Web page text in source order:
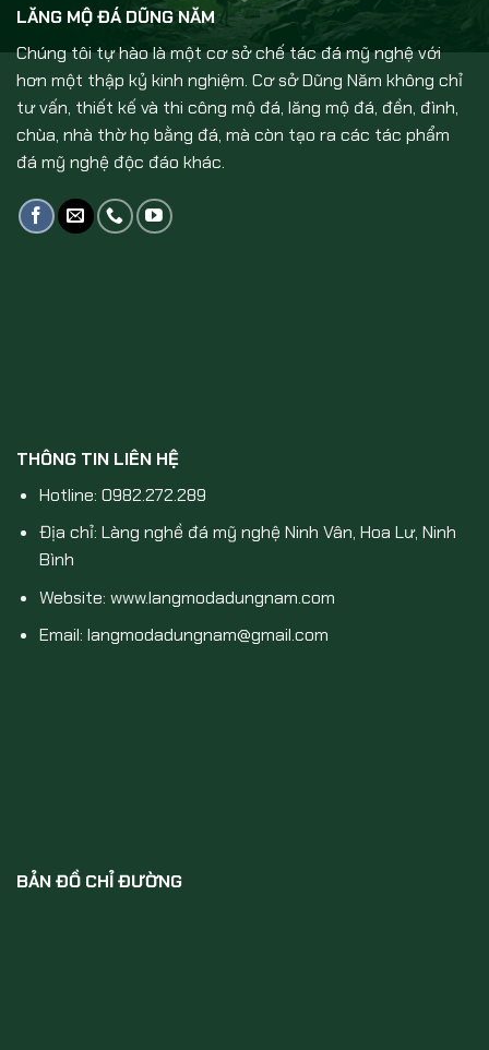
LĂNG MỘ ĐÁ DŨNG NĂM
Chúng tôi tự hào là một cơ sở chế tác đá mỹ nghệ với
hơn một thập kỷ kinh nghiệm. Cơ sở Dũng Năm không chỉ
tư vấn, thiết kế và thi công mộ đá, lăng mộ đá, đền, đình,
chùa, nhà thờ họ bằng đá, mà còn tạo ra các tác phẩm
đá mỹ nghệ độc đáo khác.
THÔNG TIN LIÊN HỆ
Hotline: 0982.272.289
Địa chỉ: Làng nghề đá mỹ nghệ Ninh Vân, Hoa Lư, Ninh
Bình
Website: www.langmodadungnam.com
Email: langmodadungnam@gmail.com
BẢN ĐỒ CHỈ ĐƯỜNG